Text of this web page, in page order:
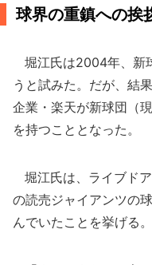
球界の重鎮への挨
堀江氏は2004年、新
うと試みた。だが、結
企業・楽天が新球団（
を持つこととなった。
堀江氏は、ライブド
の読売ジャイアンツの
んでいたことを挙げる。